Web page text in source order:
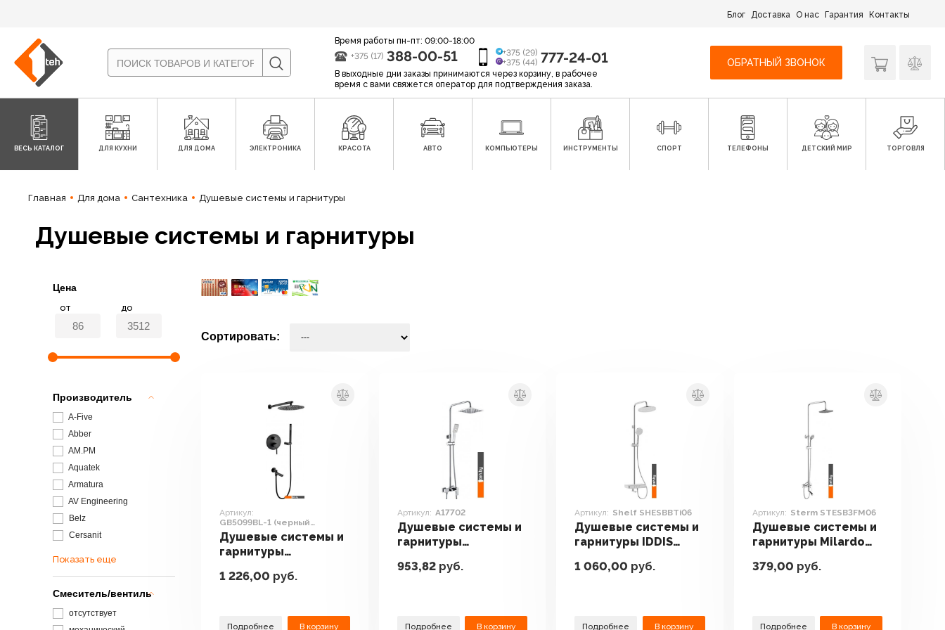
Блог Доставка О нас Гарантия Контакты
Время работы пн-пт: 09:00-18:00
+375 (17) 388-00-51
+375 (29)
+375 (44) 777-24-01
В выходные дни заказы принимаются через корзину, в рабочее
время с вами свяжется оператор для подтверждения заказа.
ОБРАТНЫЙ ЗВОНОК
ВЕСЬ КАТАЛОГ ДЛЯ КУХНИ ДЛЯ ДОМА ЭЛЕКТРОНИКА КРАСОТА АВТО КОМПЬЮТЕРЫ ИНСТРУМЕНТЫ СПОРТ ТЕЛЕФОНЫ ДЕТСКИЙ МИР ТОРГОВЛЯ
Главная Для дома Сантехника Душевые системы и гарнитуры
Душевые системы и гарнитуры
Цена
от до
Производитель
A-Five
Abber
AM.PM
Aquatek
Armatura
AV Engineering
Belz
Cersanit
Показать еще
Смеситель/вентиль
отсутствует
Сортировать:
Артикул:
GB5099BL-1 (черный
матовый)
Душевые системы и
гарнитуры
GB5099BL-1 (черный
1 226,00 руб.
Подробнее В корзину
Артикул: A17702
Душевые системы и
гарнитуры
953,82руб.
Подробнее В корзину
Артикул: Shelf SHESBBTi06
Душевые системы и
гарнитуры IDDIS
1 060,00 руб.
Подробнее В корзину
Артикул: Sterm STESB3FM06
Душевые системы и
гарнитуры Milardo
379,00 руб.
Подробнее В корзину